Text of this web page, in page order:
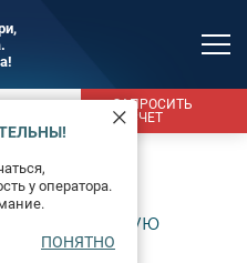
ЗАПРОСИТЬ
РАСЧЕТ
у оператора.
ПОНЯТНО
дверях
в серверную